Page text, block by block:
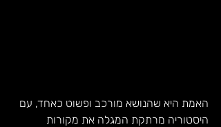
האמת היא שהנושא מורכב ופשוט כאחד, עם
היסטוריה מרתקת המגלה את מקורות